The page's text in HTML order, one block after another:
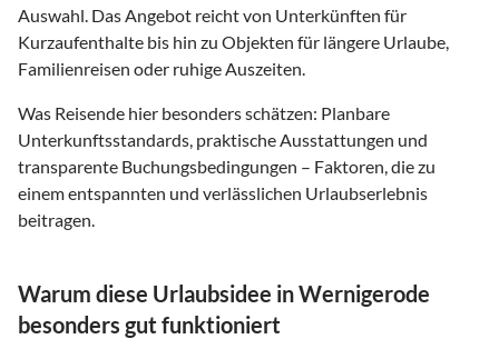
Auswahl. Das Angebot reicht von Unterkünften für
Kurzaufenthalte bis hin zu Objekten für längere Urlaube,
Familienreisen oder ruhige Auszeiten.
Was Reisende hier besonders schätzen: Planbare
Unterkunftsstandards, praktische Ausstattungen und
transparente Buchungsbedingungen – Faktoren, die zu
einem entspannten und verlässlichen Urlaubserlebnis
beitragen.
Warum diese Urlaubsidee in Wernigerode
besonders gut funktioniert